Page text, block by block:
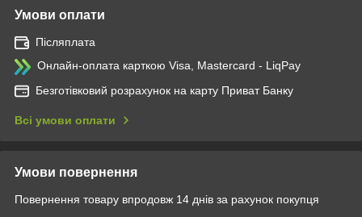
Умови оплати
Післяплата
Онлайн-оплата карткою Visa, Mastercard - LiqPay
Безготівковий розрахунок на карту Приват Банку
Всі умови оплати
Умови повернення
Повернення товару впродовж 14 днів за рахунок покупця